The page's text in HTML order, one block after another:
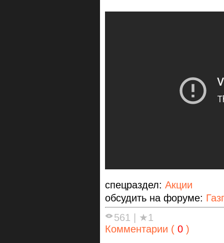
спецраздел: Акции
обсудить на форуме:
561
★1
Комментарии ( 0 )